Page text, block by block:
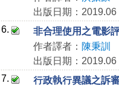
出版日期：2019.06
6.
非合理使用之電影
作者譯者： 陳秉訓
出版日期：2019.06
7.
行政執行異議之訴